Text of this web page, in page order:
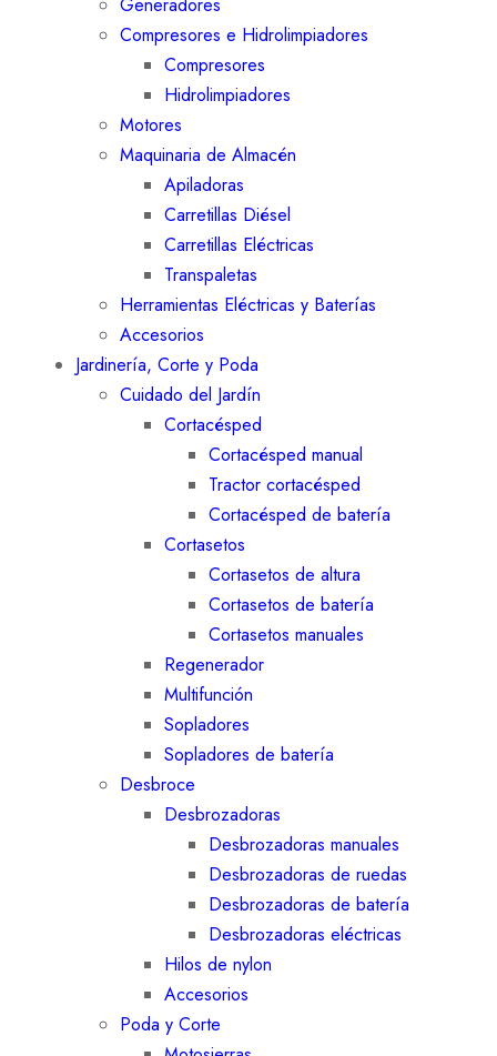
Compresores e Hidrolimpiadores
Compresores
Hidrolimpiadores
Motores
Maquinaria de Almacén
Apiladoras
Carretillas Diésel
Carretillas Eléctricas
Transpaletas
Herramientas Eléctricas y Baterías
Accesorios
Jardinería, Corte y Poda
Cuidado del Jardín
Cortacésped
Cortacésped manual
Tractor cortacésped
Cortacésped de batería
Cortasetos
Cortasetos de altura
Cortasetos de batería
Cortasetos manuales
Regenerador
Multifunción
Sopladores
Sopladores de batería
Desbroce
Desbrozadoras
Desbrozadoras manuales
Desbrozadoras de ruedas
Desbrozadoras de batería
Desbrozadoras eléctricas
Hilos de nylon
Accesorios
Poda y Corte